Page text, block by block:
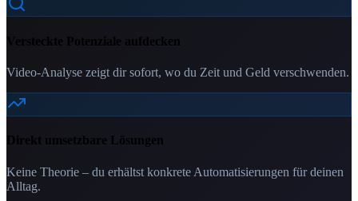
Versteckte Potenziale aufdecken
Video-Analyse zeigt dir sofort, wo du Zeit und Geld verschwenden.
Direkt umsetzbare Lösungen
Keine Theorie – du erhältst konkrete Automatisierungen für deinen
Alltag.